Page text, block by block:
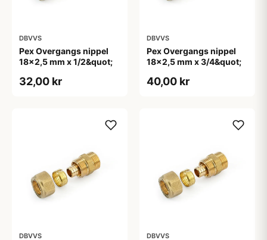
DBVVS
Pex Overgangs nippel
18x2,5 mm x 1/2&quot;
32,00 kr
DBVVS
Pex Overgangs nippel
18x2,5 mm x 3/4&quot;
40,00 kr
DBVVS DBVVS